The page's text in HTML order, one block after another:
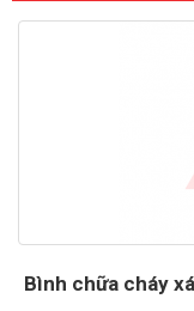
Bình chữa cháy